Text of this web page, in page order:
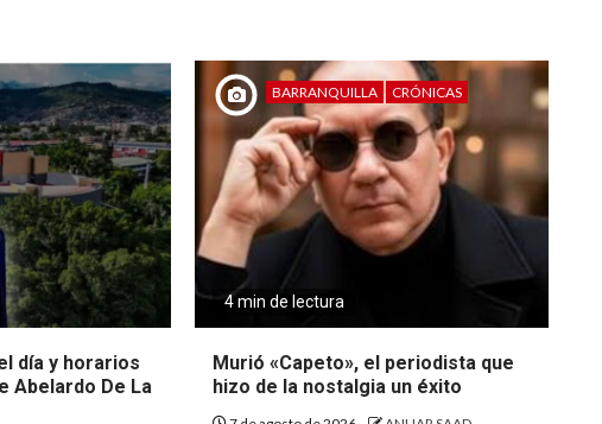
día y horarios
Abelardo De La
BARRANQUILLA CRÓNICAS
4 min de lectura
Murió «Capeto», el periodista que
hizo de la nostalgia un éxito